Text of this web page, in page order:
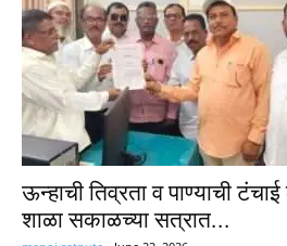
ऊन्हाची तिव्रता व पाण्याची
शाळा सकाळच्या सत्रात...